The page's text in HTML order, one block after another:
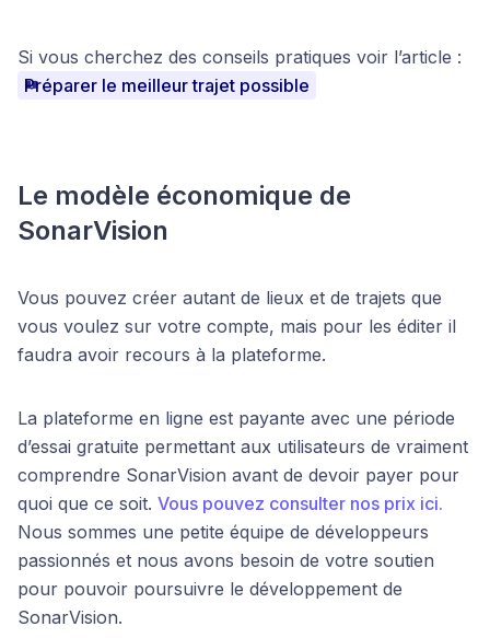
Si vous cherchez des conseils pratiques voir l’article :
Préparer le meilleur trajet possible
Le modèle économique de
SonarVision
Vous pouvez créer autant de lieux et de trajets que
vous voulez sur votre compte, mais pour les éditer il
faudra avoir recours à la plateforme.
La plateforme en ligne est payante avec une période
d’essai gratuite permettant aux utilisateurs de vraiment
comprendre SonarVision avant de devoir payer pour
quoi que ce soit. Vous pouvez consulter nos prix ici.
Nous sommes une petite équipe de développeurs
passionnés et nous avons besoin de votre soutien
pour pouvoir poursuivre le développement de
SonarVision.